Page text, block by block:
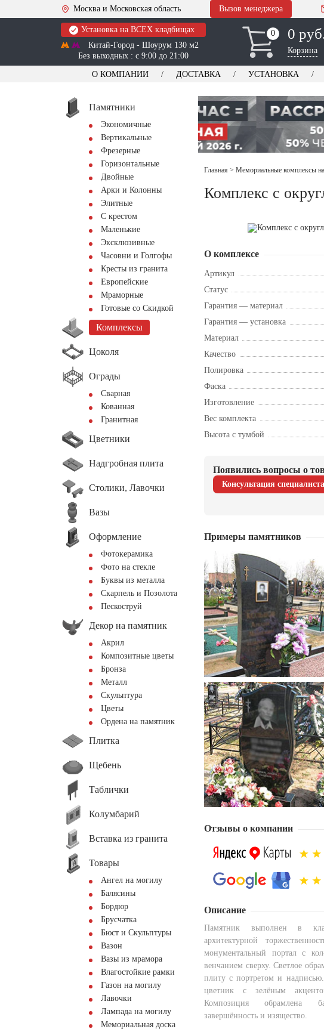
Москва и Московская область Вызов менеджера
Установка на ВСЕХ кладбищах
Китай-Город - Шоурум 130 м2
Без выходных : с 9:00 до 21:00
0
0 0
Корзина
О КОМПАНИИ ДОСТАВКА УСТАНОВКА
Памятники
Экономичные
Вертикальные
Фрезерные
Горизонтальные
Двойные
Арки и Колонны
Элитные
С крестом
Маленькие
Эксклюзивные
Часовни и Голгофы
Кресты из гранита
Европейские
Мраморные
Готовые со Скидкой
Комплексы
Цоколя
Ограды
Сварная
Кованная
Гранитная
Цветники
Надгробная плита
Столики, Лавочки
Вазы
Оформление
Фотокерамика
Фото на стекле
Буквы из металла
Скарпель и Позолота
Пескоструй
Декор на памятник
Акрил
Композитные цветы
Бронза
Металл
Скульптура
Цветы
Ордена на памятник
Плитка
Щебень
Таблички
Колумбарий
Вставка из гранита
Товары
Ангел на могилу
Балясины
Бордюр
Брусчатка
Бюст и Скульптуры
Вазон
Вазы из мрамора
Влагостойкие рамки
Газон на могилу
Лавочки
Лампада на могилу
Мемориальная доска
Главная > Мемориальные комплексы
Комплекс с
О комплексе
Артикул
Статус
Гарантия — материал
Гарантия — установка
Материал
Качество
Полировка
Фаска
Изготовление
Вес комплекта
Высота с тумбой
Появились вопросы о
Консультация специалиста
Примеры памятников
Отзывы о компании
Описание
Памятник выполнен в
архитектурной
монументальный портал с
венчанием сверху. Светлое
плиту с портретом и
цветник с зелёным
Композиция обрамлена
завершённость и изящество.